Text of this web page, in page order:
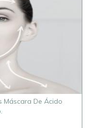
Máscara De Ácido